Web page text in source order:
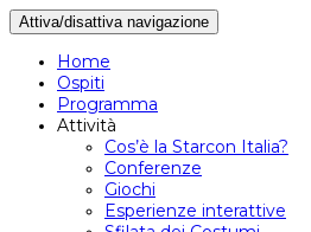
Attiva/disattiva navigazione
Home
Ospiti
Programma
Attività
Cos’è la Starcon Italia?
Conferenze
Giochi
Esperienze interattive